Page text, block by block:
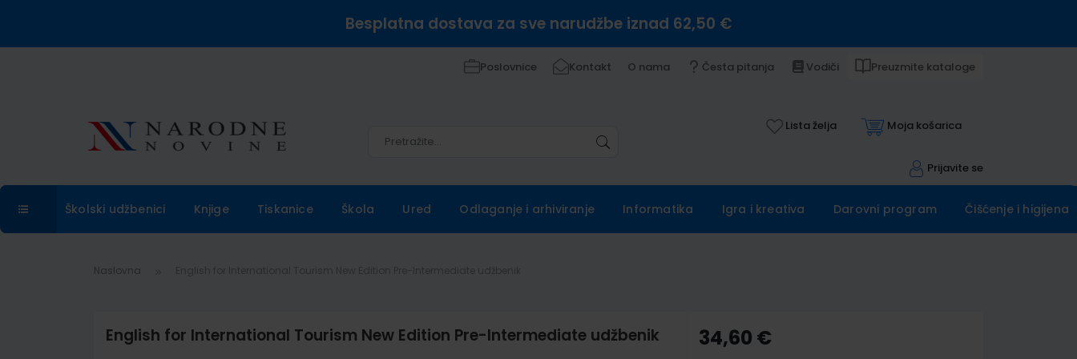
Besplatna dostava za sve narudžbe iznad 62,50 €
Poslovnice Kontakt O nama Česta pitanja Vodiči Preuzmite kataloge
Lista želja Moja košarica
Prijavite se
Školski udžbenici Knjige Tiskanice Škola Ured Odlaganje i arhiviranje Informatika Igra i kreativa Darovni program Čišćenje i higijena
Naslovna
English for International Tourism New Edition Pre-Intermediate udžbenik 34,60 €